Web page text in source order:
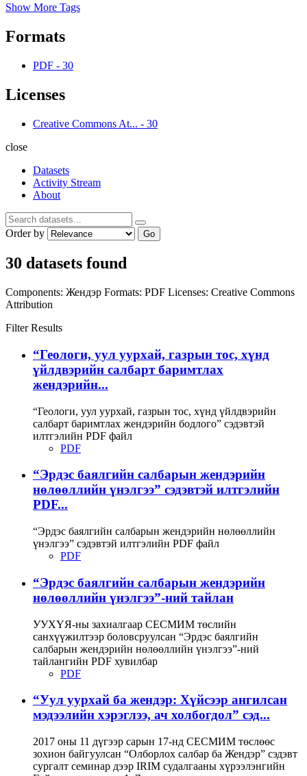
Show More Tags
Formats
PDF - 30
Licenses
Creative Commons At... - 30
close
Datasets
Activity Stream
About
Order by Go
30 datasets found
Components: Жендэр Formats: PDF Licenses: Creative Commons
Attribution
Filter Results
“Геологи, уул уурхай, газрын тос, хүнд
үйлдвэрийн салбарт баримтлах
жендэрийн...
“Геологи, уул уурхай, газрын тос, хүнд үйлдвэрийн
салбарт баримтлах жендэрийн бодлого” сэдэвтэй
илтгэлийн PDF файл
PDF
“Эрдэс баялгийн салбарын жендэрийн
нөлөөллийн үнэлгээ” сэдэвтэй илтгэлийн
PDF...
“Эрдэс баялгийн салбарын жендэрийн нөлөөллийн
үнэлгээ” сэдэвтэй илтгэлийн PDF файл
PDF
“Эрдэс баялгийн салбарын жендэрийн
нөлөөллийн үнэлгээ”-ний тайлан
УУХҮЯ-ны захиалгаар СЕСМИМ төслийн
санхүүжилтээр боловсруулсан “Эрдэс баялгийн
салбарын жендэрийн нөлөөллийн үнэлгээ”-ний
тайлангийн PDF хувилбар
PDF
“Уул уурхай ба жендэр: Хүйсээр ангилсан
мэдээлийн хэрэглээ, ач холбогдол” сэд...
2017 оны 11 дүгээр сарын 17-нд СЕСМИМ төслөөс
зохион байгуулсан “Олборлох салбар ба Жендэр” сэдэвт
сургалт семинар дээр IRIM судалгааны хүрээлэнгийн